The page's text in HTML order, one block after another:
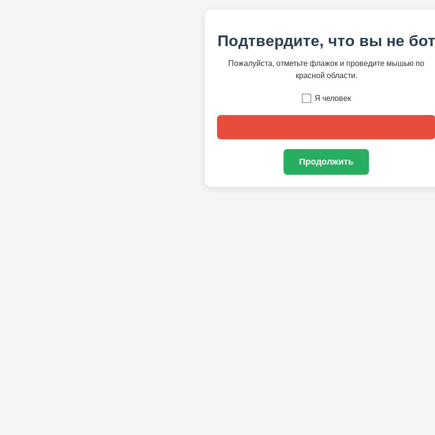
Подтвердите, что вы не бот
Пожалуйста, отметьте флажок и проведите мышью по
красной области.
Я человек
Продолжить